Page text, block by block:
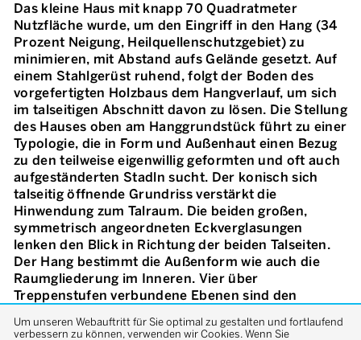
Das kleine Haus mit knapp 70 Quadratmeter
Nutzfläche wurde, um den Eingriff in den Hang (34
Prozent Neigung, Heilquellenschutzgebiet) zu
minimieren, mit Abstand aufs Gelände gesetzt. Auf
einem Stahlgerüst ruhend, folgt der Boden des
vorgefertigten Holzbaus dem Hangverlauf, um sich
im talseitigen Abschnitt davon zu lösen. Die Stellung
des Hauses oben am Hanggrundstück führt zu einer
Typologie, die in Form und Außenhaut einen Bezug
zu den teilweise eigenwillig geformten und oft auch
aufgeständerten Stadln sucht. Der konisch sich
talseitig öffnende Grundriss verstärkt die
Hinwendung zum Talraum. Die beiden großen,
symmetrisch angeordneten Eckverglasungen
lenken den Blick in Richtung der beiden Talseiten.
Der Hang bestimmt die Außenform wie auch die
Raumgliederung im Inneren. Vier über
Treppenstufen verbundene Ebenen sind den
Kochen, Essen/Wohnen – zugeordnet. Die
Um unseren Webauftritt für Sie optimal zu gestalten und fortlaufend
verbessern zu können, verwenden wir Cookies. Wenn Sie